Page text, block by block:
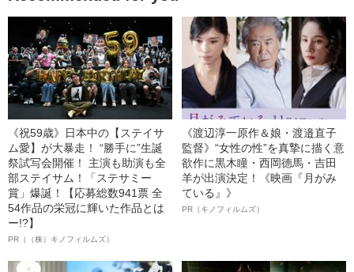
《祝59歳》日本中の【ステイサ
ム愛】が大暴走！ “勝手に”生誕
祭試写会開催！ 主演も助演も全
部ステイサム！「ステサミー
賞」爆誕！【応募総数941票 全
54作品の栄冠に輝いた作品とは
ー!?】
PR（（株）キノフィルムズ）
《渡辺淳一原作＆娘・渡邉直子
監督》“女性の性”を真摯に描く意
欲作に黒木瞳・西岡德馬・吉田
羊が出演決定！《映画『月がみ
ている』》
PR（キノフィルムズ）